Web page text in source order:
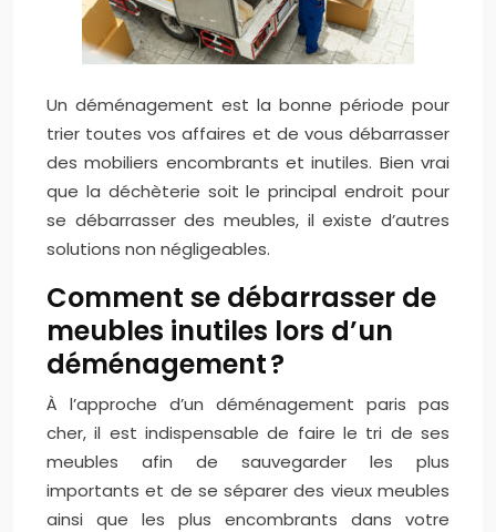
Un déménagement est la bonne période pour
trier toutes vos affaires et de vous débarrasser
des mobiliers encombrants et inutiles. Bien vrai
que la déchèterie soit le principal endroit pour
se débarrasser des meubles, il existe d’autres
solutions non négligeables.
Comment se débarrasser de
meubles inutiles lors d’un
déménagement ?
À l’approche d’un déménagement paris pas
cher, il est indispensable de faire le tri de ses
meubles afin de sauvegarder les plus
importants et de se séparer des vieux meubles
ainsi que les plus encombrants dans votre